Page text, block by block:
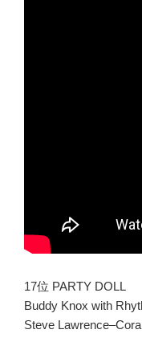
17位 PARTY DOLL
Buddy Knox with
Steve